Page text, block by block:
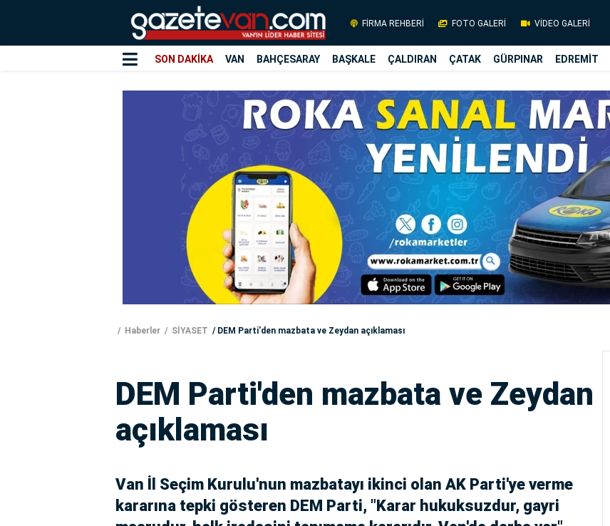
FİRMA REHBERİ FOTO GALERİ VİDEO GALERİ
SON DAKİKA VAN BAHÇESARAY BAŞKALE ÇALDIRAN ÇATAK GÜRPINAR EDREMİT
Haberler SİYASET DEM Parti'den mazbata ve Zeydan açıklaması
DEM Parti'den mazbata ve Zeydan
açıklaması
Van İl Seçim Kurulu'nun mazbatayı ikinci olan AK Parti'ye verme
kararına tepki gösteren DEM Parti, "Karar hukuksuzdur, gayri